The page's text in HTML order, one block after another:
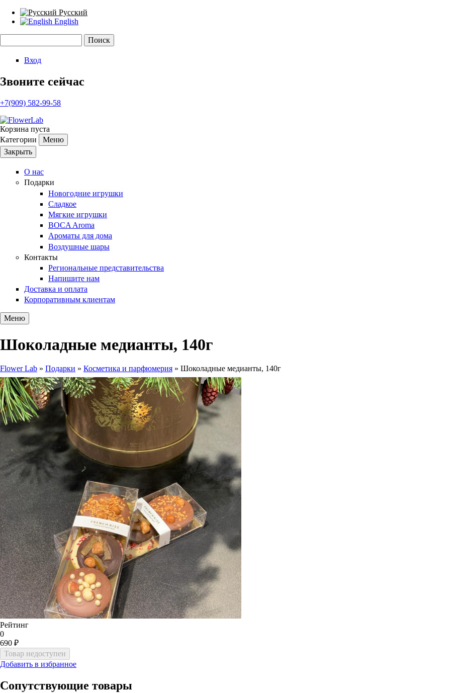
Русский
English
Форма поиска
Вход
Звоните сейчас
+7(909) 582-99-58
Корзина пуста
Категории
Меню
Закрыть
О нас
Подарки
Новогодние игрушки
Сладкое
Мягкие игрушки
BOCA Aroma
Ароматы для дома
Воздушные шары
Контакты
Региональные представительства
Напишите нам
Доставка и оплата
Корпоративным клиентам
Меню
Шоколадные медианты, 140г
Вы здесь
Flower Lab » Подарки » Косметика и парфюмерия » Шоколадные медианты, 140г
Рейтинг
0
690 ₽
Добавить в избранное
Сопутствующие товары